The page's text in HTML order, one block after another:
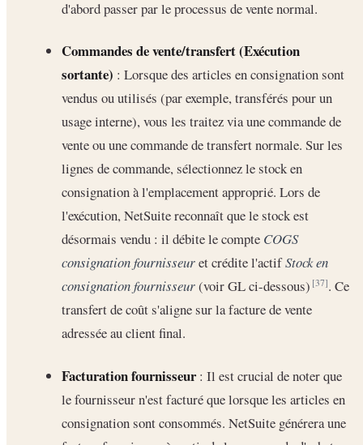
d'abord passer par le processus de vente normal.
Commandes de vente/transfert (Exécution
sortante) : Lorsque des articles en consignation sont
vendus ou utilisés (par exemple, transférés pour un
usage interne), vous les traitez via une commande de
vente ou une commande de transfert normale. Sur les
lignes de commande, sélectionnez le stock en
consignation à l'emplacement approprié. Lors de
l'exécution, NetSuite reconnaît que le stock est
désormais vendu : il débite le compte COGS
consignation fournisseuret crédite l'actifStock en
consignation fournisseur(voir GL ci-dessous)[37]. Ce
transfert de coût s'aligne sur la facture de vente
adressée au client final.
Facturation fournisseur: Il est crucial de noter que
le fournisseur n'est facturé que lorsque les articles en
consignation sont consommés. NetSuite générera une